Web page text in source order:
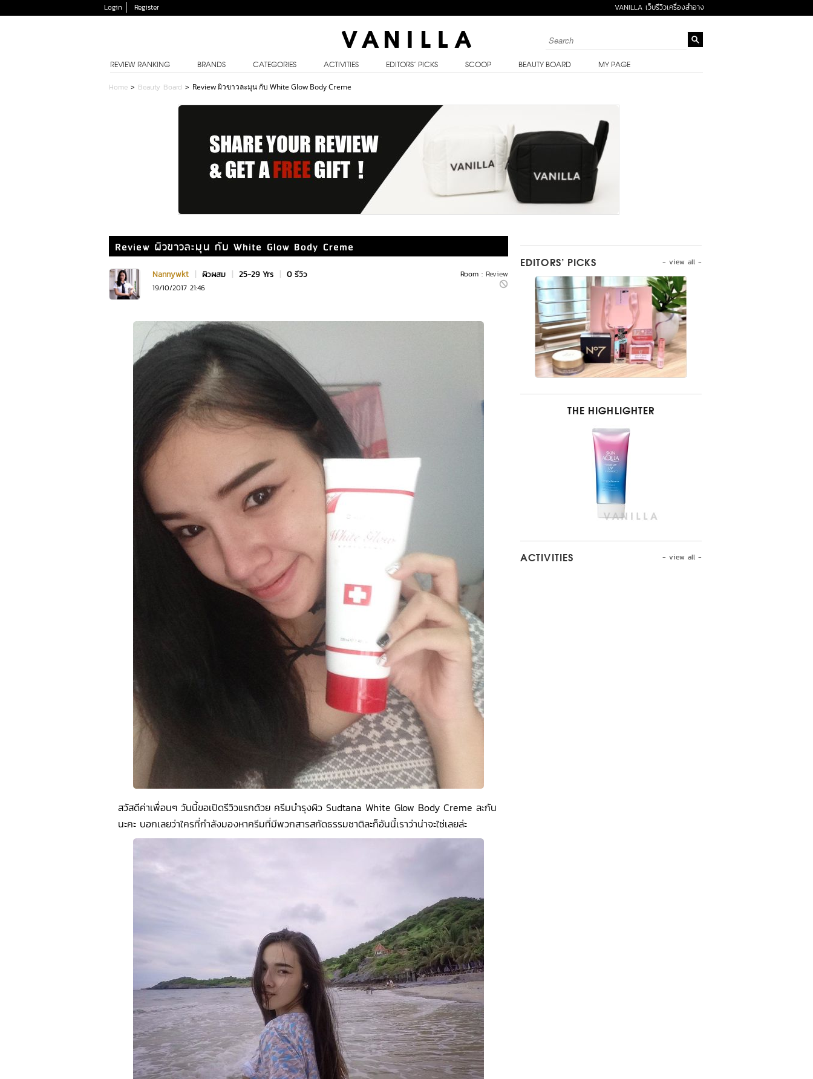
Login Register VANILLA เว็บรีวิวเครื่องสำอาง
REVIEW RANKING BRANDS CATEGORIES ACTIVITIES EDITORS’ PICKS SCOOP BEAUTY BOARD MY PAGE
Home > Beauty Board > Review ผิวขาวละมุน กับ White Glow Body Creme
Review ผิวขาวละมุน กับ White Glow Body Creme
Room : Review
Nannywkt | ผิวผสม | 25-29 Yrs | 0 รีวิว
19/10/2017 21:46
สวัสดีค่าเพื่อนๆ วันนี้ขอเปิดรีวิวแรกด้วย ครีมบำรุงผิว Sudtana White Glow Body Creme ละกัน
นะคะ บอกเลยว่าใครที่กำลังมองหาครีมที่มีพวกสารสกัดธรรมชาติละก็อันนี้เราว่าน่าจะใช่เลยล่ะ
- view all -
EDITORS’ PICKS
THE HIGHLIGHTER
- view all -
ACTIVITIES